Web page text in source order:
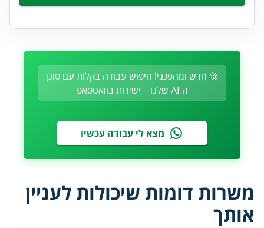
🚀 חדש ומהפכני! חיפוש עבודה בקלות עם סוכן
ה-AI שלנו – ישירות בוואטסאפ
מצא לי עבודה עכשיו
משרות דומות שיכולות לעניין
אותך